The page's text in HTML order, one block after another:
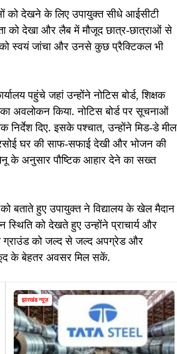
को देखने के लिए उपायुक्त सीधे आईसीटी
को देखा और लैब में मौजूद छात्र-छात्राओं से
को स्वयं जांचा और उनसे कुछ प्रैक्टिकल भी
पहुंचे जहां उन्होंने नोटिस बोर्ड, शिक्षक
अवलोकन किया. नोटिस बोर्ड पर सूचनाओं
दिए. इसके पश्चात, उन्होंने मिड-डे मील
रसोई घर की साफ-सफाई देखी और भोजन की
मेनू के अनुसार पौष्टिक आहार देने का सख्त
बताते हुए उपायुक्त ने विद्यालय के खेल मैदान
स्थिति को देखते हुए उन्होंने प्राचार्य और
ग्राउंड को जल्द से जल्द अपग्रेड और
के बेहतर अवसर मिल सकें.
झारखंड न्यूज़